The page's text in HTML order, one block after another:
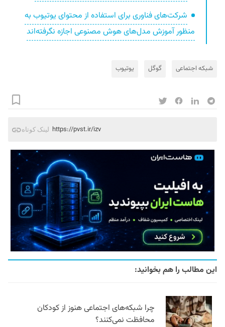
شرکت‌های فناوری برای استفاده از محتوای یوتیوب به
منظور آموزش مدل‌های هوش مصنوعی اجازه نگرفته‌اند
شبکه‌ اجتماعی گوگل یوتیوب
لینک کوتاه https://pvst.ir/izv
این مطالب را هم بخوانید:
چرا شبکه‌های اجتماعی هنوز از کودکان
محافظت نمی‌کنند؟